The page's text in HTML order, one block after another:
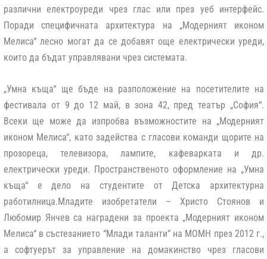
различни електроуреди чрез глас или през уеб интерфейс.
Поради специфичната архитектура на „Модерният иконом
Мелиса“ лесно могат да се добавят още електрически уреди,
които да бъдат управлявани чрез системата.
„Умна къща“ ще бъде на разположение на посетителите на
фестивала от 9 до 12 май, в зона 42, пред театър „София“.
Всеки ще може да изпробва възможностите на „Модерният
иконом Мелиса“, като задейства с гласови команди щорите на
прозореца, телевизора, лампите, кафеварката и др.
електрически уреди. Пространственото оформление на „Умна
къща“ е дело на студентите от Детска архитектурна
работилница.Младите изобретатели – Христо Стоянов и
Любомир Янчев са наградени за проекта „Модерният иконом
Мелиса“ в състезанието “Млади таланти” на МОМН през 2012 г.,
а софтуерът за управление на домакинство чрез гласови